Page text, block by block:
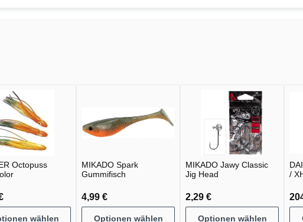
Octopuss
wählen
MIKADO Spark
Gummifisch
4,99 €
Optionen wählen
MIKADO Jawy Classic
Jig Head
2,29 €
Optionen wählen
/